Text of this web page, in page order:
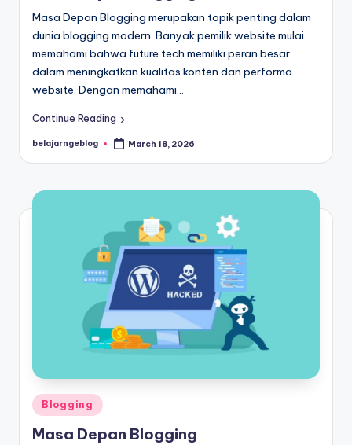
Masa Depan Blogging merupakan topik penting dalam
dunia blogging modern. Banyak pemilik website mulai
memahami bahwa future tech memiliki peran besar
dalam meningkatkan kualitas konten dan performa
website. Dengan memahami…
Continue Reading
Posted
belajarngeblog March 18, 2026
Posted
in
Blogging
Masa Depan Blogging